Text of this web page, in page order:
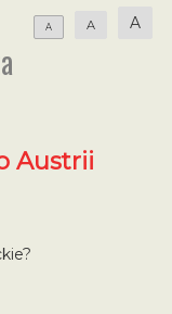
A A A
Austrii